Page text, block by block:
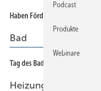
Haben Fördermittel die Preise
Bad
Tag des Bades 2025: Wer
Heizung
Podcast
Produkte
Webinare